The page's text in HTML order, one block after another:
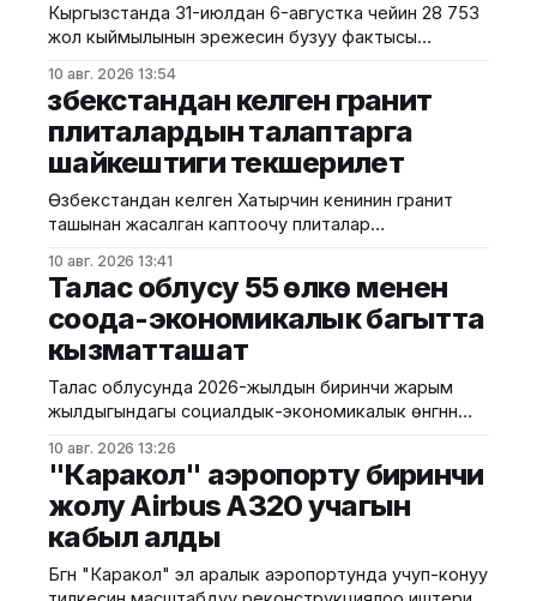
Кыргызстанда 31-июлдан 6-августка чейин 28 753
жол кыймылынын эрежесин бузуу фактысы
кыймылынын коопсуздугун камсыздоо башкы
башкармалыгы билдирди. Алдын ала маалымат
боюнча, бир жуманын ичинде тиешелүү
документтери жок транспорт каражатын
башкарган 4 502, мас абалында унаа башкарган 415
жана унаанын терезелерин мыйзамсыз
караңгылаткан 207
10 авг. 2026 13:54
Өзбекстандан келген гранит
плиталардын талаптарга
шайкештиги текшерилет
Өзбекстандан келген Хатырчин кенинин гранит
ташынан жасалган каптоочу плиталар
министрлигинин басма сөз кызматы билдирди.
Маалыматка ылайык, бул иштерди Курулушта
сертификаттоонун республикалык борборунун
Түштүк региондук башкармалыгы жүргүздү.
белгиленген талаптарга шайкештигин текшеришти.
Анын ичинде сырткы көрүнүшү, абалы, таңгактын
бүтүндүгү жана эн белгиси, ошондой эле
10 авг. 2026 13:41
Талас облусу 55 өлкө менен
соода-экономикалык багытта
кызматташат
Талас облусунда 2026-жылдын биринчи жарым
жылдыгындагы социалдык-экономикалык өнүгүүнүн
белгиленди. Бул тууралуу аймактык өкүлчүлүктөн
билдиришти. Жыйында экономикалык өсүш,
инвестиция тартуу, курулуш, жол
инфраструктурасы, айыл чарба жана социалдык
тармактардагы көрсөткүчтөр талкууланды.
Маалыматка ылайык, учурда Талас облусу
10 авг. 2026 13:26
"Каракол" аэропорту биринчи
жолу Airbus A320 учагын
кабыл алды
Бүгүн "Каракол" эл аралык аэропортунда учуп-конуу